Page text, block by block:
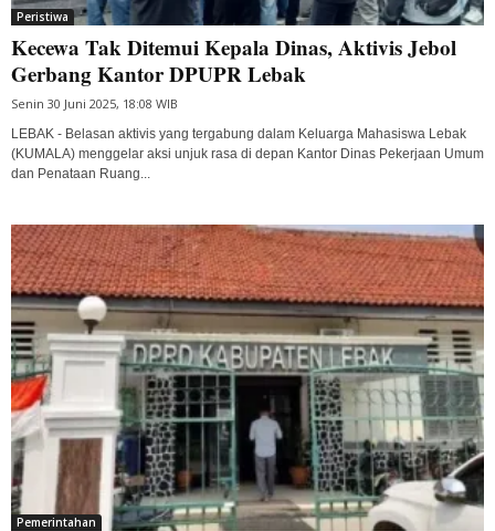
Peristiwa
Kecewa Tak Ditemui Kepala Dinas, Aktivis Jebol
Gerbang Kantor DPUPR Lebak
Senin 30 Juni 2025, 18:08 WIB
LEBAK - Belasan aktivis yang tergabung dalam Keluarga Mahasiswa Lebak
(KUMALA) menggelar aksi unjuk rasa di depan Kantor Dinas Pekerjaan Umum
dan Penataan Ruang...
Pemerintahan